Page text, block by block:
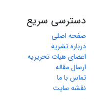
دسترسی سریع
صفحه اصلی
درباره نشریه
اعضای هیات تحریریه
ارسال مقاله
تماس با ما
نقشه سایت